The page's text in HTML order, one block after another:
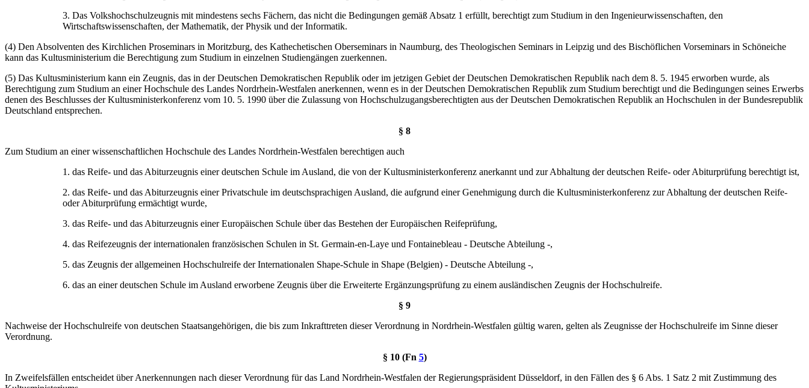
3. Das Volkshochschulzeugnis mit mindestens sechs Fächern, das nicht die Bedingungen gemäß Absatz 1 erfüllt, berechtigt zum Studium in den Ingenieurwissenschaften, den
Wirtschaftswissenschaften, der Mathematik, der Physik und der Informatik.
(4) Den Absolventen des Kirchlichen Proseminars in Moritzburg, des Kathechetischen Oberseminars in Naumburg, des Theologischen Seminars in Leipzig und des Bischöflichen Vorseminars in Schöneiche
kann das Kultusministerium die Berechtigung zum Studium in einzelnen Studiengängen zuerkennen.
(5) Das Kultusministerium kann ein Zeugnis, das in der Deutschen Demokratischen Republik oder im jetzigen Gebiet der Deutschen Demokratischen Republik nach dem 8. 5. 1945 erworben wurde, als
Berechtigung zum Studium an einer Hochschule des Landes Nordrhein-Westfalen anerkennen, wenn es in der Deutschen Demokratischen Republik zum Studium berechtigt und die Bedingungen seines Erwerbs
denen des Beschlusses der Kultusministerkonferenz vom 10. 5. 1990 über die Zulassung von Hochschulzugangsberechtigten aus der Deutschen Demokratischen Republik an Hochschulen in der Bundesrepublik
Deutschland entsprechen.
§ 8
Zum Studium an einer wissenschaftlichen Hochschule des Landes Nordrhein-Westfalen berechtigen auch
1. das Reife- und das Abiturzeugnis einer deutschen Schule im Ausland, die von der Kultusministerkonferenz anerkannt und zur Abhaltung der deutschen Reife- oder Abiturprüfung berechtigt ist,
2. das Reife- und das Abiturzeugnis einer Privatschule im deutschsprachigen Ausland, die aufgrund einer Genehmigung durch die Kultusministerkonferenz zur Abhaltung der deutschen Reife-
oder Abiturprüfung ermächtigt wurde,
3. das Reife- und das Abiturzeugnis einer Europäischen Schule über das Bestehen der Europäischen Reifeprüfung,
4. das Reifezeugnis der internationalen französischen Schulen in St. Germain-en-Laye und Fontainebleau - Deutsche Abteilung -,
5. das Zeugnis der allgemeinen Hochschulreife der Internationalen Shape-Schule in Shape (Belgien) - Deutsche Abteilung -,
6. das an einer deutschen Schule im Ausland erworbene Zeugnis über die Erweiterte Ergänzungsprüfung zu einem ausländischen Zeugnis der Hochschulreife.
§ 9
Nachweise der Hochschulreife von deutschen Staatsangehörigen, die bis zum Inkrafttreten dieser Verordnung in Nordrhein-Westfalen gültig waren, gelten als Zeugnisse der Hochschulreife im Sinne dieser
Verordnung.
§ 10 (Fn 5)
In Zweifelsfällen entscheidet über Anerkennungen nach dieser Verordnung für das Land Nordrhein-Westfalen der Regierungspräsident Düsseldorf, in den Fällen des § 6 Abs. 1 Satz 2 mit Zustimmung des